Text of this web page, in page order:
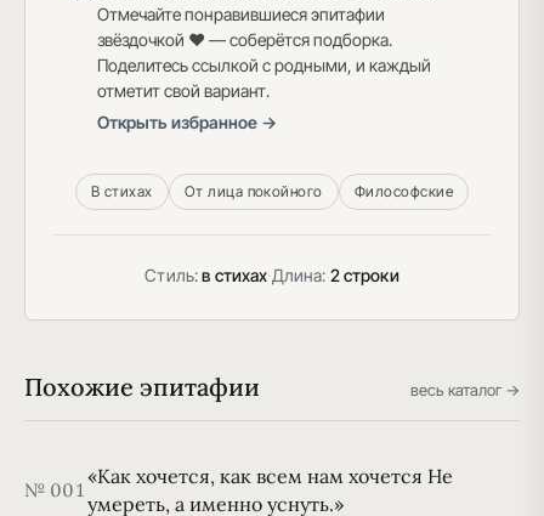
Отмечайте понравившиеся эпитафии
звёздочкой ♥ — соберётся подборка.
Поделитесь ссылкой с родными, и каждый
отметит свой вариант.
Открыть избранное →
В стихах От лица покойного Философские
Стиль:в стихах·Длина: 2 строки
Похожие эпитафии весь каталог →
№ 001
«Как хочется, как всем нам хочется Не
умереть, а именно уснуть.»